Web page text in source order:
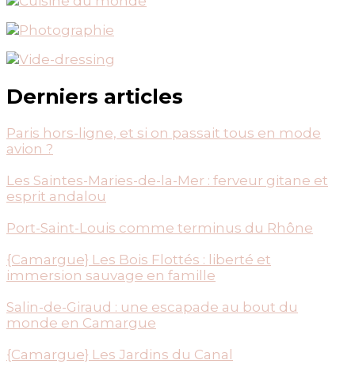
Derniers articles
Paris hors-ligne, et si on passait tous en mode
avion ?
Les Saintes-Maries-de-la-Mer : ferveur gitane et
esprit andalou
Port-Saint-Louis comme terminus du Rhône
{Camargue} Les Bois Flottés : liberté et
immersion sauvage en famille
Salin-de-Giraud : une escapade au bout du
monde en Camargue
{Camargue} Les Jardins du Canal